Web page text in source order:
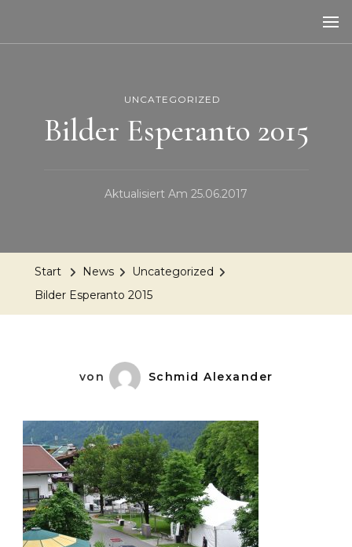
UNCATEGORIZED
Bilder Esperanto 2015
Aktualisiert Am 25.06.2017
Start News
Uncategorized
Bilder Esperanto 2015
von Schmid Alexander